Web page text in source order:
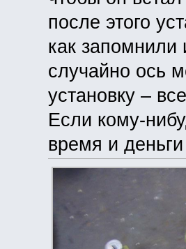
после этого
как запомнили
случайно ось
установку –
Если кому-
время и